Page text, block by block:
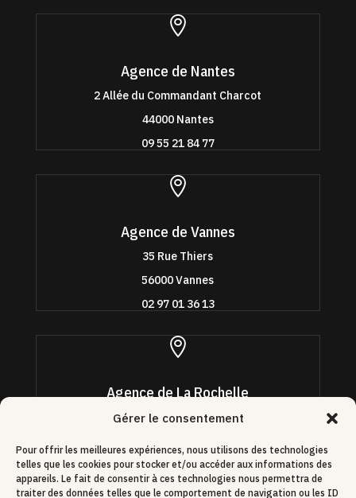
Gérer le consentement
Pour offrir les meilleures expériences, nous utilisons des technologies
telles que les cookies pour stocker et/ou accéder aux informations des
appareils. Le fait de consentir à ces technologies nous permettra de
traiter des données telles que le comportement de navigation ou les ID

Agence de Nantes
2 Allée du Commandant Charcot
44000 Nantes
09 55 21 84 77

Agence de Vannes
35 Rue Thiers
56000 Vannes
02 97 01 36 13

Agence de La Rochelle
4 quai Louis Durand
09 70 95 92 40